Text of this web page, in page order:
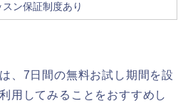
ン保証制度あり
、7日間の無料お試し期間を設
用してみることをおすすめし